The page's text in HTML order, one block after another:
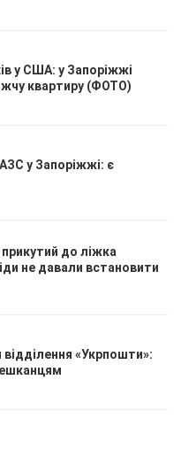
у США: у Запоріжжі
квартиру (ФОТО)
у Запоріжжі: є
до ліжка
не давали встановити
«Укрпошти»: